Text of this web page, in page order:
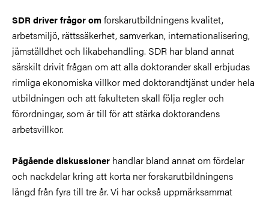
SDR driver frågor omforskarutbildningens kvalitet,
arbetsmiljö, rättssäkerhet, samverkan, internationalisering,
jämställdhet och likabehandling. SDR har bland annat
särskilt drivit frågan om att alla doktorander skall erbjudas
rimliga ekonomiska villkor med doktorandtjänst under hela
utbildningen och att fakulteten skall följa regler och
förordningar, som är till för att stärka doktorandens
arbetsvillkor.
Pågående diskussioner handlar bland annat om fördelar
och nackdelar kring att korta ner forskarutbildningens
längd från fyra till tre år. Vi har också uppmärksammat